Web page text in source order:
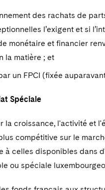
des rachats de
l’exigent et si
monétaire et financier
la matière ; et
un FPCI (fixée
Spéciale
la croissance, l'activité et
compétitive sur le
celles disponibles dans
ou spéciale